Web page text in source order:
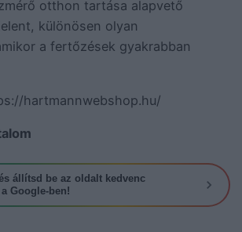
otthon tartása alapvető
különösen olyan
a fertőzések gyakrabban
hartmannwebshop.hu/
állítsd be az oldalt kedvenc
Google-ben!